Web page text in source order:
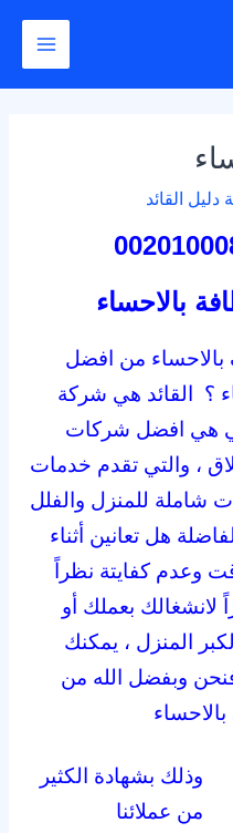
Main
دليل القائد
بالاحساء
من افضل
؟ القائد هي شركة
هي افضل شركات
، والتي تقدم خدمات
شاملة للمنزل والفلل
هل تعانين أثناء
وعدم كفايتة نظراً
لانشغالك بعملك أو
المنزل ، يمكنك
فنحن وبفضل الله من
وذلك بشهادة الكثير
من عملائنا